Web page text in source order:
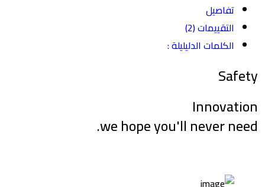
تفاصيل
التقييمات (2)
الكلمات الدليليلة :
we hope you'll never